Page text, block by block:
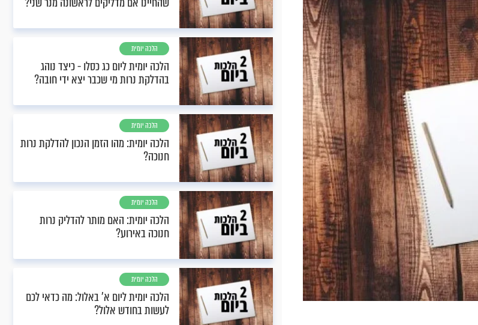
הלכה יומית
הלכה יומית ליום כג כסלו - כיצד נוהג
בהדלקת נרות מי שכבר יצא ידי חובה?
הלכה יומית
הלכה יומית: מהו הזמן הנכון להדלקת נרות
חנוכה?
הלכה יומית
הלכה יומית: האם מותר להדליק נרות
חנוכה באירוע?
הלכה יומית
הלכה יומית ליום א' באלול: מה כדאי לכם
לעשות בחודש אלול?